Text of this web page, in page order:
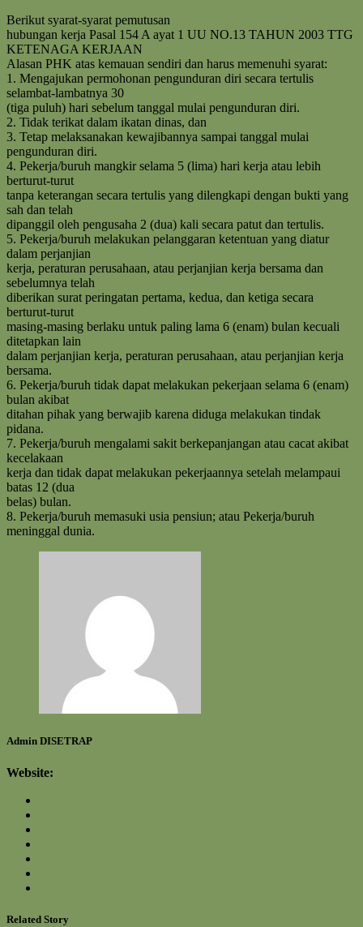
Berikut syarat-syarat pemutusan
hubungan kerja Pasal 154 A ayat 1 UU NO.13 TAHUN 2003 TTG
KETENAGA KERJAAN
Alasan PHK atas kemauan sendiri dan harus memenuhi syarat:
1. Mengajukan permohonan pengunduran diri secara tertulis
selambat-lambatnya 30
(tiga puluh) hari sebelum tanggal mulai pengunduran diri.
2. Tidak terikat dalam ikatan dinas, dan
3. Tetap melaksanakan kewajibannya sampai tanggal mulai
pengunduran diri.
4. Pekerja/buruh mangkir selama 5 (lima) hari kerja atau lebih
berturut-turut
tanpa keterangan secara tertulis yang dilengkapi dengan bukti yang
sah dan telah
dipanggil oleh pengusaha 2 (dua) kali secara patut dan tertulis.
5. Pekerja/buruh melakukan pelanggaran ketentuan yang diatur
dalam perjanjian
kerja, peraturan perusahaan, atau perjanjian kerja bersama dan
sebelumnya telah
diberikan surat peringatan pertama, kedua, dan ketiga secara
berturut-turut
masing-masing berlaku untuk paling lama 6 (enam) bulan kecuali
ditetapkan lain
dalam perjanjian kerja, peraturan perusahaan, atau perjanjian kerja
bersama.
6. Pekerja/buruh tidak dapat melakukan pekerjaan selama 6 (enam)
bulan akibat
ditahan pihak yang berwajib karena diduga melakukan tindak
pidana.
7. Pekerja/buruh mengalami sakit berkepanjangan atau cacat akibat
kecelakaan
kerja dan tidak dapat melakukan pekerjaannya setelah melampaui
batas 12 (dua
belas) bulan.
8. Pekerja/buruh memasuki usia pensiun; atau Pekerja/buruh
meninggal dunia.
Admin DISETRAP
Website:
Related Story